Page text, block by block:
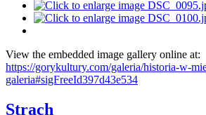
View the embedded image gallery online at:
https://gorykultury.com/galeria/historia-w-
galeria#sigFreeId397d43e534
Strach